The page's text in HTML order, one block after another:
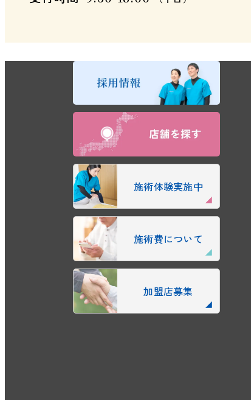
施術体験実施中
施術費について
加盟店募集